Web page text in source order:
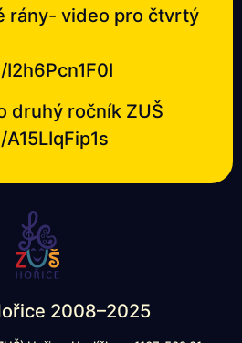
rány- video pro čtvrtý
druhý ročník ZUŠ
2008–2025